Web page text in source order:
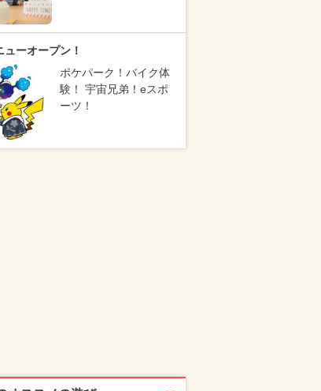
ーオープン！
ポケパーク！バイク体
験！ 宇宙兄弟！eスポ
ーツ！